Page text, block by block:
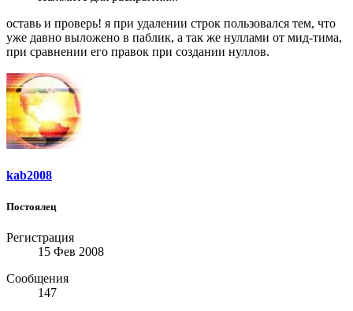
оставь и проверь! я при удалении строк пользовался тем, что
уже давно выложено в паблик, а так же нуллами от мид-тима,
при сравнении его правок при создании нуллов.
kab2008
Постоялец
Регистрация
15 Фев 2008
Сообщения
147